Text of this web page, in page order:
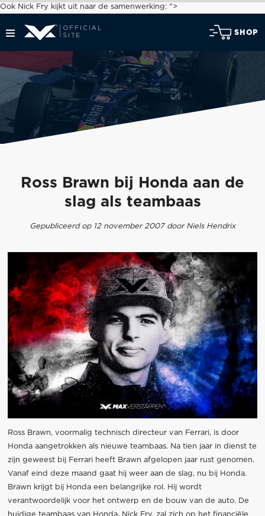
Ook Nick Fry kijkt uit naar de samenwerking: ">
SHOP
Ross Brawn bij Honda aan de
slag als teambaas
Gepubliceerd op 12 november 2007 door Niels Hendrix
Ross Brawn, voormalig technisch directeur van Ferrari, is door
Honda aangetrokken als nieuwe teambaas. Na tien jaar in dienst te
zijn geweest bij Ferrari heeft Brawn afgelopen jaar rust genomen.
Vanaf eind deze maand gaat hij weer aan de slag, nu bij Honda.
Brawn krijgt bij Honda een belangrijke rol. Hij wordt
verantwoordelijk voor het ontwerp en de bouw van de auto. De
huidige teambaas van Honda, Nick Fry, zal zich op het financiële